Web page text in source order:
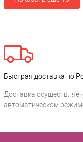
Быстрая доставка по
Доставка
автоматическом